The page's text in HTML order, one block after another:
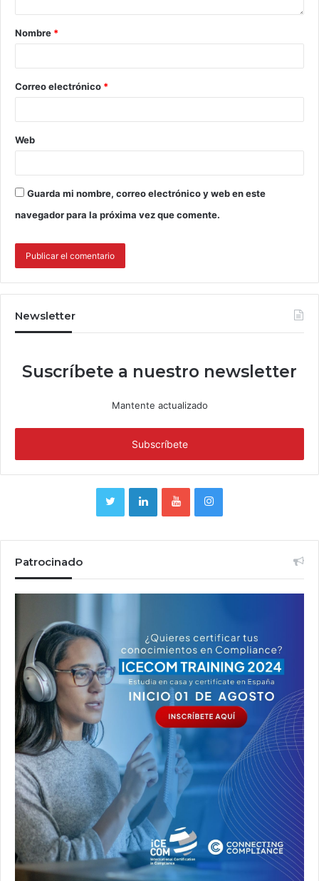
Nombre *
Correo electrónico *
Web
Guarda mi nombre, correo electrónico y web en este
navegador para la próxima vez que comente.
Newsletter
Suscríbete a nuestro newsletter
Mantente actualizado
Patrocinado